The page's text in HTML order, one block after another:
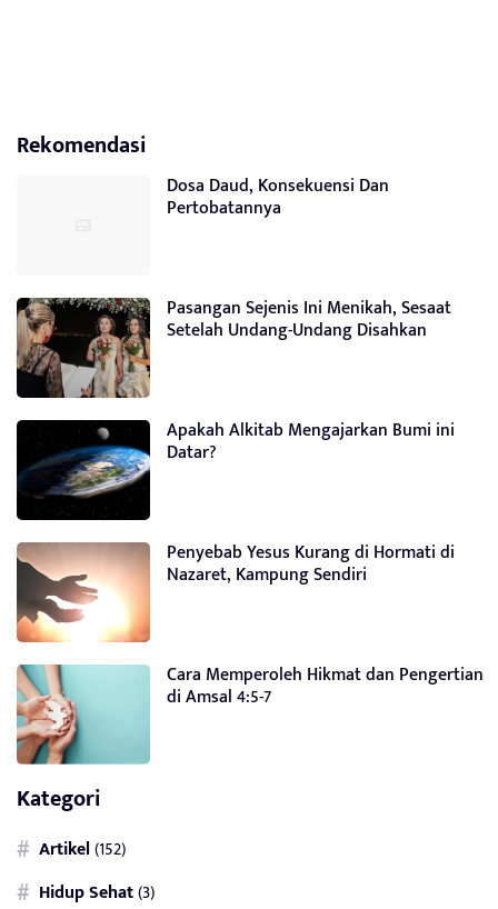
Rekomendasi
Dosa Daud, Konsekuensi Dan
Pertobatannya
Pasangan Sejenis Ini Menikah, Sesaat
Setelah Undang-Undang Disahkan
Apakah Alkitab Mengajarkan Bumi ini
Datar?
Penyebab Yesus Kurang di Hormati di
Nazaret, Kampung Sendiri
Cara Memperoleh Hikmat dan Pengertian
di Amsal 4:5-7
Kategori
Artikel(152)
Hidup Sehat(3)